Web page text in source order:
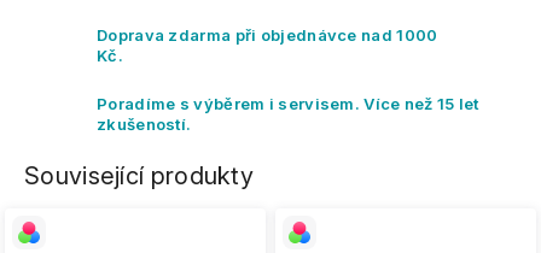
Doprava zdarma při objednávce nad 1000
Kč.
Poradíme s výběrem i servisem. Více než 15 let
zkušeností.
Související produkty